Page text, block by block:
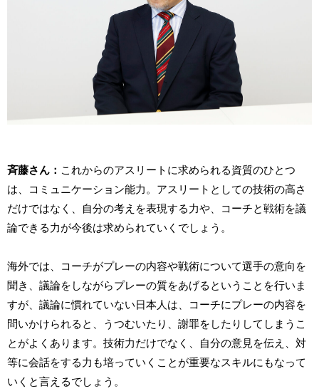
斉藤さん： これからのアスリートに求められる資質のひとつ
は、コミュニケーション能力。アスリートとしての技術の高さ
だけではなく、自分の考えを表現する力や、コーチと戦術を議
論できる力が今後は求められていくでしょう。
海外では、コーチがプレーの内容や戦術について選手の意向を
聞き、議論をしながらプレーの質をあげるということを行いま
すが、議論に慣れていない日本人は、コーチにプレーの内容を
問いかけられると、うつむいたり、謝罪をしたりしてしまうこ
とがよくあります。技術力だけでなく、自分の意見を伝え、対
等に会話をする力も培っていくことが重要なスキルにもなって
いくと言えるでしょう。